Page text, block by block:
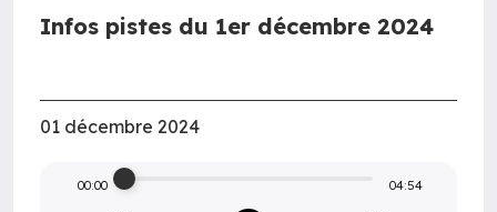
Infos pistes du 1er décembre 2024
01 décembre 2024
00:00 04:54